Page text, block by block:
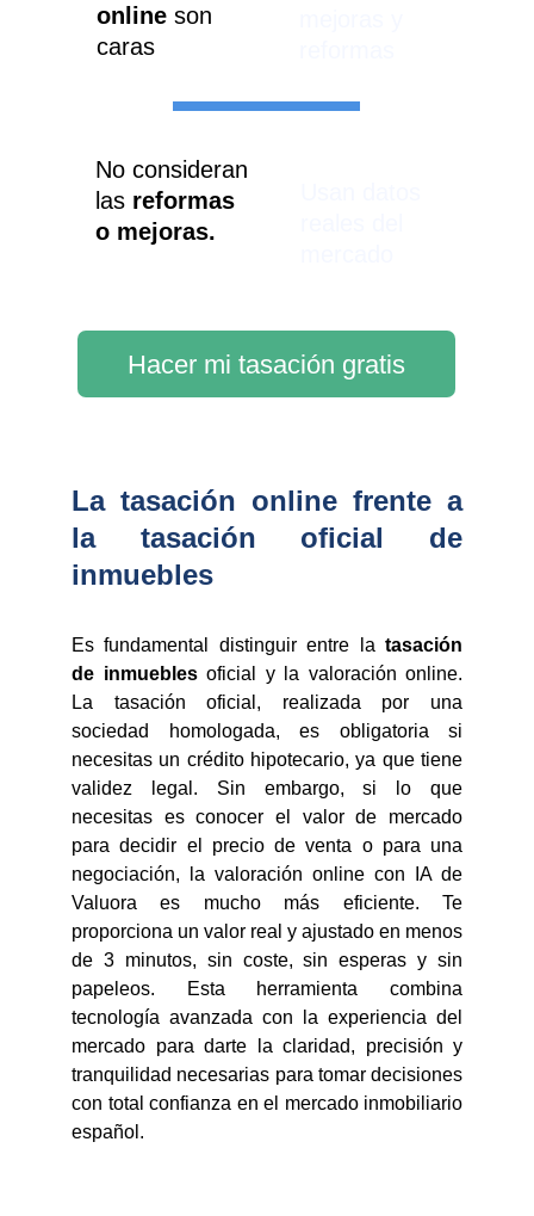
Hacer mi tasación gratis
online son
caras
No consideran
las reformas
o mejoras.
La tasación online frente a
la tasación oficial de
inmuebles
Es fundamental distinguir entre la tasación
de inmueblesoficial y la valoración online.
La tasación oficial, realizada por una
sociedad homologada, es obligatoria si
necesitas un crédito hipotecario, ya que tiene
validez legal. Sin embargo, si lo que
necesitas es conocer el valor de mercado
para decidir el precio de venta o para una
negociación, la valoración online con IA de
Valuora es mucho más eficiente. Te
proporciona un valor real y ajustado en menos
de 3 minutos, sin coste, sin esperas y sin
papeleos. Esta herramienta combina
tecnología avanzada con la experiencia del
mercado para darte la claridad, precisión y
tranquilidad necesarias para tomar decisiones
con total confianza en el mercado inmobiliario
español.